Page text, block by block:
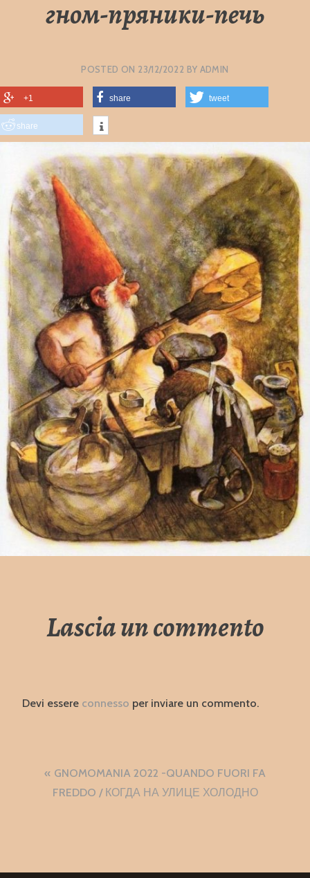
гном-пряники-печь
POSTED ON 23/12/2022 BY ADMIN
+1 share tweet
share
Lascia un commento
Devi essere connesso per inviare un commento.
Navigazione
articoli
GNOMOMANIA 2022 -QUANDO FUORI FA
FREDDO / КОГДА НА УЛИЦЕ ХОЛОДНО